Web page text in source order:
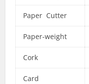
Paper Cutter
Paper-weight
Cork
Card